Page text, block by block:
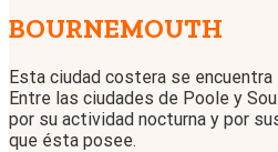
BOURNEMOUTH
Esta ciudad costera se encuentra
Entre las ciudades de Poole y
por su actividad nocturna y por
que ésta posee.